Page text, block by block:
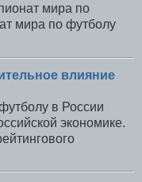
мира по
мира по футболу
влияние
в России
экономике.